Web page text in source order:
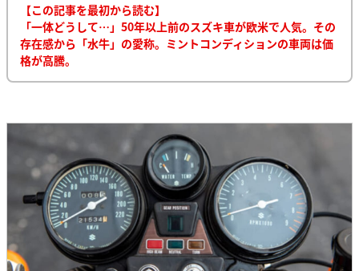
【この記事を最初から読む】
「一体どうして…」50年以上前のスズキ車が欧米で人気。その
存在感から「水牛」の愛称。ミントコンディションの車両は価
格が高騰。